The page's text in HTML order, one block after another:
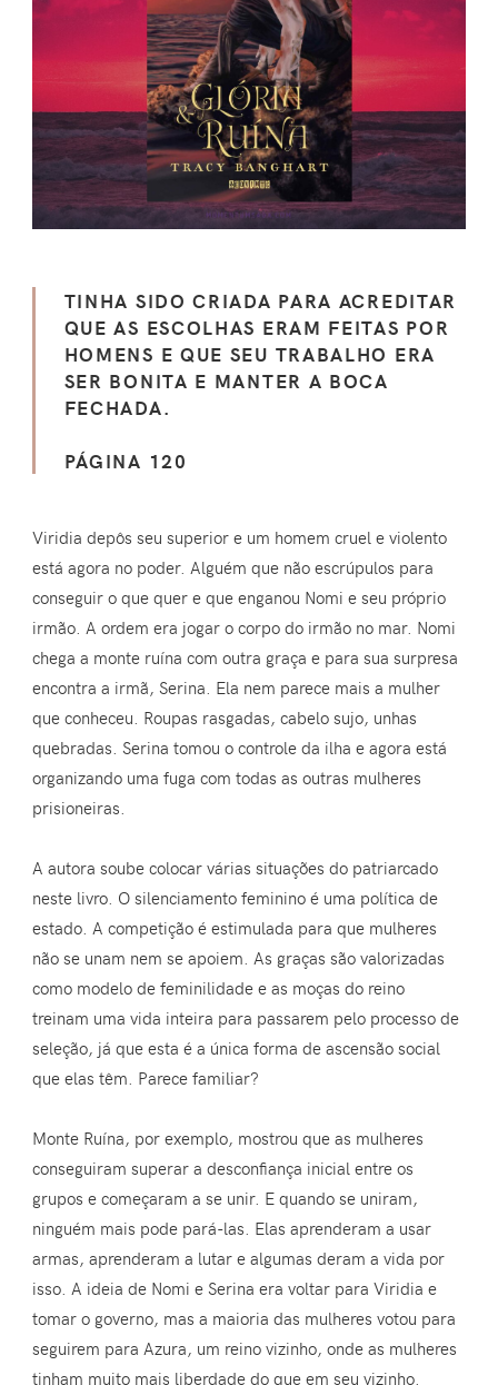
TINHA SIDO CRIADA PARA ACREDITAR
QUE AS ESCOLHAS ERAM FEITAS POR
HOMENS E QUE SEU TRABALHO ERA
SER BONITA E MANTER A BOCA
FECHADA.
PÁGINA 120
Viridia depôs seu superior e um homem cruel e violento
está agora no poder. Alguém que não escrúpulos para
conseguir o que quer e que enganou Nomi e seu próprio
irmão. A ordem era jogar o corpo do irmão no mar. Nomi
chega a monte ruína com outra graça e para sua surpresa
encontra a irmã, Serina. Ela nem parece mais a mulher
que conheceu. Roupas rasgadas, cabelo sujo, unhas
quebradas. Serina tomou o controle da ilha e agora está
organizando uma fuga com todas as outras mulheres
prisioneiras.
A autora soube colocar várias situações do patriarcado
neste livro. O silenciamento feminino é uma política de
estado. A competição é estimulada para que mulheres
não se unam nem se apoiem. As graças são valorizadas
como modelo de feminilidade e as moças do reino
treinam uma vida inteira para passarem pelo processo de
seleção, já que esta é a única forma de ascensão social
que elas têm. Parece familiar?
Monte Ruína, por exemplo, mostrou que as mulheres
conseguiram superar a desconfiança inicial entre os
grupos e começaram a se unir. E quando se uniram,
ninguém mais pode pará-las. Elas aprenderam a usar
armas, aprenderam a lutar e algumas deram a vida por
isso. A ideia de Nomi e Serina era voltar para Viridia e
tomar o governo, mas a maioria das mulheres votou para
seguirem para Azura, um reino vizinho, onde as mulheres
tinham muito mais liberdade do que em seu vizinho.